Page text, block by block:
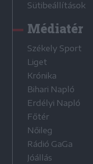
Sütibeállítások
Médiatér
Székely Sport
Liget
Krónika
Bihari Napló
Erdélyi Napló
Főtér
Nőileg
Rádió GaGa
Jóállás